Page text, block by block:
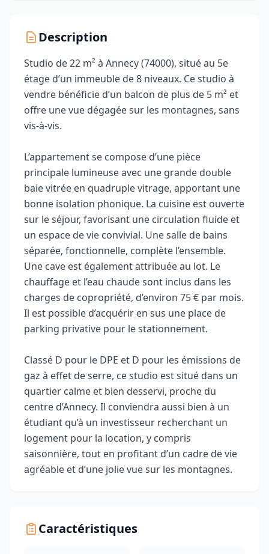
Description
Studio de 22 m² à Annecy (74000), situé au 5e
étage d’un immeuble de 8 niveaux. Ce studio à
vendre bénéficie d’un balcon de plus de 5 m² et
offre une vue dégagée sur les montagnes, sans
vis‑à‑vis.
L’appartement se compose d’une pièce
principale lumineuse avec une grande double
baie vitrée en quadruple vitrage, apportant une
bonne isolation phonique. La cuisine est ouverte
sur le séjour, favorisant une circulation fluide et
un espace de vie convivial. Une salle de bains
séparée, fonctionnelle, complète l’ensemble.
Une cave est également attribuée au lot. Le
chauffage et l’eau chaude sont inclus dans les
charges de copropriété, d’environ 75 € par mois.
Il est possible d’acquérir en sus une place de
parking privative pour le stationnement.
Classé D pour le DPE et D pour les émissions de
gaz à effet de serre, ce studio est situé dans un
quartier calme et bien desservi, proche du
centre d’Annecy. Il conviendra aussi bien à un
étudiant qu’à un investisseur recherchant un
logement pour la location, y compris
saisonnière, tout en profitant d’un cadre de vie
agréable et d’une jolie vue sur les montagnes.
Caractéristiques